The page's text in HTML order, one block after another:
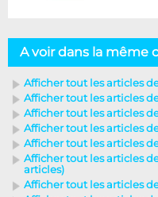
A voir dans la même
Afficher tout les articles
Afficher tout les articles
Afficher tout les articles
Afficher tout les articles
Afficher tout les articles
Afficher tout les articles
articles)
Afficher tout les articles